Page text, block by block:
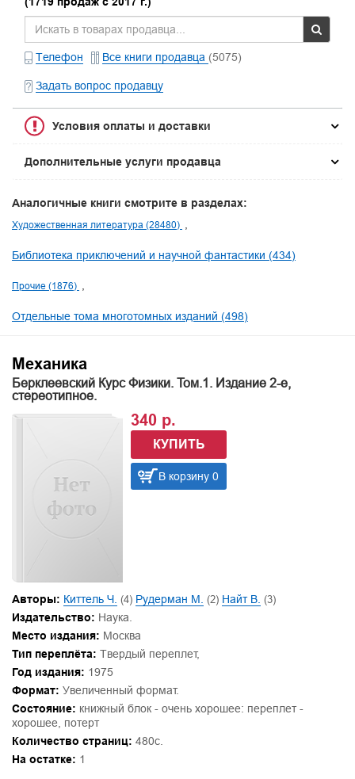
Телефон Все книги продавца (5075)
Задать вопрос продавцу
Условия оплаты и доставки
Дополнительные услуги продавца
Аналогичные книги смотрите в разделах:
Художественная литература (28480)
Библиотека приключений и научной фантастики (434)
Прочие (1876)
Отдельные тома многотомных изданий (498)
Механика
Берклеевский Курс Физики. Том.1. Издание 2-е,
стереотипное.
340 р.
КУПИТЬ
В корзину 0
Авторы: Киттель Ч. (4) Рудерман М. (2) Найт В. (3)
Издательство: Наука.
Место издания: Москва
Тип переплёта: Твердый переплет,
Год издания: 1975
Формат: Увеличенный формат.
Состояние: книжный блок - очень хорошее: переплет -
хорошее, потерт
Количество страниц: 480с.
На остатке: 1